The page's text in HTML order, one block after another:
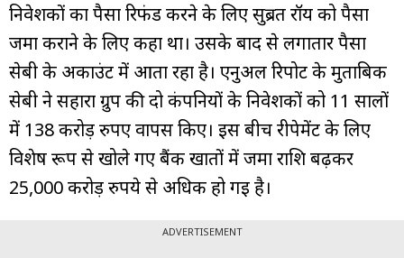
निवेशकों का पैसा रिफंड करने के लिए सुब्रत रॉय को पैसा
जमा कराने के लिए कहा था। उसके बाद से लगातार पैसा
सेबी के अकाउंट में आता रहा है। एनुअल रिपोर्ट के मुताबिक
सेबी ने सहारा ग्रुप की दो कंपनियों के निवेशकों को 11 सालों
में 138 करोड़ रुपए वापस किए। इस बीच रीपेमेंट के लिए
विशेष रूप से खोले गए बैंक खातों में जमा राशि बढ़कर
25,000 करोड़ रुपये से अधिक हो गई है।
ADVERTISEMENT